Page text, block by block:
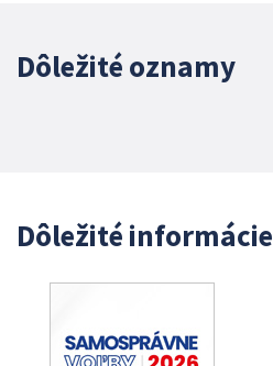
Dôležité oznamy
Dôležité informácie